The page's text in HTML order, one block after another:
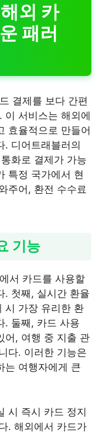
외 카
패러
결제를 보다 간편
이 서비스는 해외에
효율적으로 만들어
. 디어트래블러의
화로 결제가 가능
특정 국가에서 현
주어, 환전 수수료
기능
서 카드를 사용할
. 첫째, 실시간 환율
시 가장 유리한 환
. 둘째, 카드 사용
어, 여행 중 지출 관
다. 이러한 기능은
는 여행자에게 큰
시 즉시 카드 정지
. 해외에서 카드가